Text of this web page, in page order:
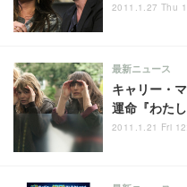
2011.1.27 Thu
キャリー・
運命『わた
最新ニュース
2011.1.21 Fri